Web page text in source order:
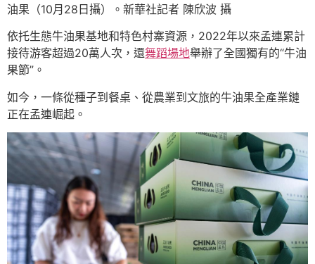
油果（10月28日攝）。新華社記者 陳欣波 攝
依托生態牛油果基地和特色村寨資源，2022年以來孟連累計
接待游客超過20萬人次，還舞蹈場地舉辦了全國獨有的“牛油
果節”。
如今，一條從種子到餐桌、從農業到文旅的牛油果全產業鏈
正在孟連崛起。